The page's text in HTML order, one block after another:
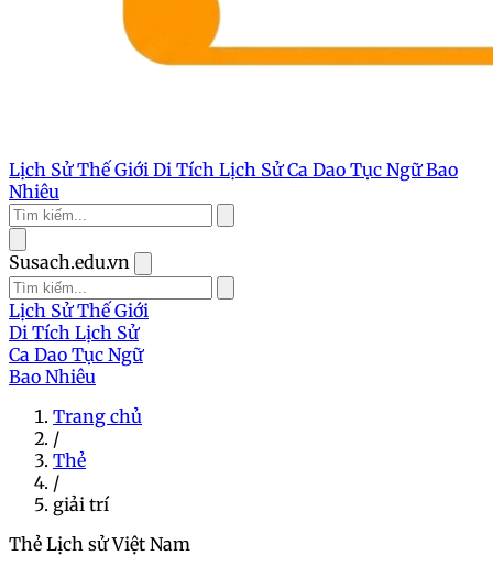
Lịch Sử Thế Giới Di Tích Lịch SửCa Dao Tục NgữBao
Nhiêu
Susach.edu.vn
Lịch Sử Thế Giới
Di Tích Lịch Sử
Ca Dao Tục Ngữ
Bao Nhiêu
Trang chủ
/
Thẻ
/
giải trí
Thẻ Lịch sử Việt Nam